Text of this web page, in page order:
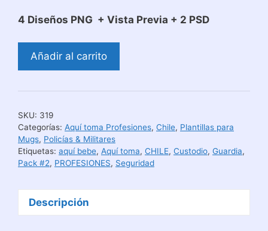
4 Diseños PNG + Vista Previa + 2 PSD
Diseños
Tazón
Toma
Mejor
Gendarme
cantidad
Añadir al carrito
SKU: 319
Categorías: Aquí toma Profesiones, Chile, Plantillas para
Mugs, Policías & Militares
Etiquetas: aquí bebe, Aquí toma, CHILE, Custodio, Guardia,
Pack #2, PROFESIONES, Seguridad
Descripción